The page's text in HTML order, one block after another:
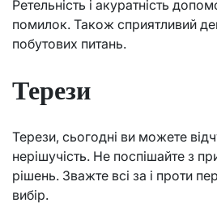
Ретельність і акуратність
помилок. Також сприятливий
побутових питань.
Терези
Терези, сьогодні ви можете
нерішучість. Не поспішайте з
рішень. Зважте всі за і проти
вибір.